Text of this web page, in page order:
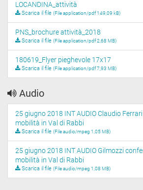
LOCANDINA_attività
Scarica il file (File application/pdf 149,09 kB)
PNS_brochure attività_2018
Scarica il file (File application/pdf 2,68 MB)
180619_Flyer pieghevole 17x17
Scarica il file (File application/pdf 7,93 MB)
Audio
25 giugno 2018 INT AUDIO Claudio
mobilità in Val di Rabbi
Scarica il file (File audio/mpeg 1,05 MB)
25 giugno 2018 INT AUDIO Gilmozzi
mobilità in Val di Rabbi
Scarica il file (File audio/mpeg 1,08 MB)